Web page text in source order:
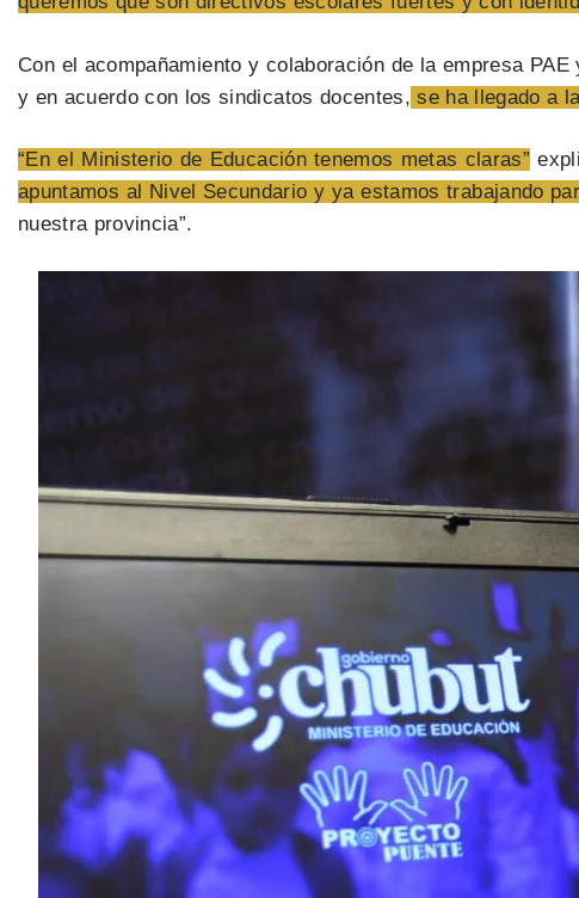
Con el acompañamiento y colaboración de la empresa
y en acuerdo con los sindicatos docentes, se ha llegado a
“En el Ministerio de Educación tenemos metas claras”
apuntamos al Nivel Secundario y ya estamos trabajando
nuestra provincia”.